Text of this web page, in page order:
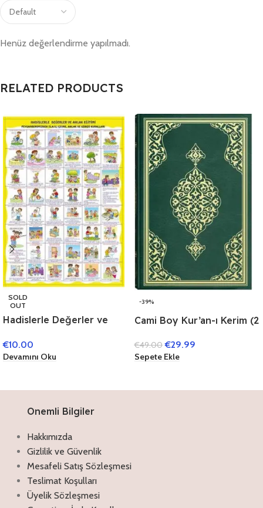
Henüz değerlendirme yapılmadı.
RELATED PRODUCTS
SOLD
OUT
Hadislerle Değerler ve
€10.00
Devamını Oku
-39%
Cami Boy Kur’an-ı Kerim (2
Mühürlü),KURAN’I
KERİM,23 x 34 cm
€49.00 €29.99
Sepete Ekle
Onemli Bilgiler
Hakkımızda
Gizlilik ve Güvenlik
Mesafeli Satış Sözleşmesi
Teslimat Koşulları
Üyelik Sözleşmesi